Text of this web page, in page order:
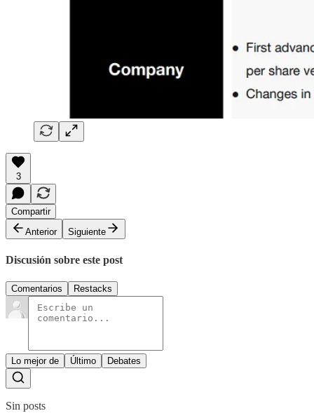
3
Compartir
Anterior
Siguiente
Discusión sobre este post
Comentarios Restacks
Lo mejor de Último Debates
Sin posts